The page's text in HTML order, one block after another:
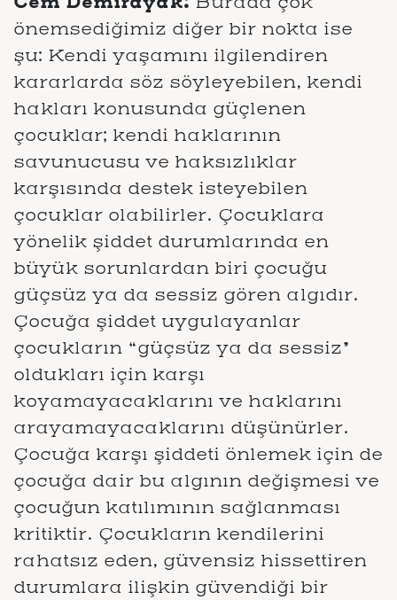
önemsediğimiz diğer bir nokta ise
şu: Kendi yaşamını ilgilendiren
kararlarda söz söyleyebilen, kendi
hakları konusunda güçlenen
çocuklar; kendi haklarının
savunucusu ve haksızlıklar
karşısında destek isteyebilen
çocuklar olabilirler. Çocuklara
yönelik şiddet durumlarında en
büyük sorunlardan biri çocuğu
güçsüz ya da sessiz gören algıdır.
Çocuğa şiddet uygulayanlar
çocukların “güçsüz ya da sessiz”
oldukları için karşı
koyamayacaklarını ve haklarını
arayamayacaklarını düşünürler.
Çocuğa karşı şiddeti önlemek için de
çocuğa dair bu algının değişmesi ve
çocuğun katılımının sağlanması
kritiktir. Çocukların kendilerini
rahatsız eden, güvensiz hissettiren
durumlara ilişkin güvendiği bir